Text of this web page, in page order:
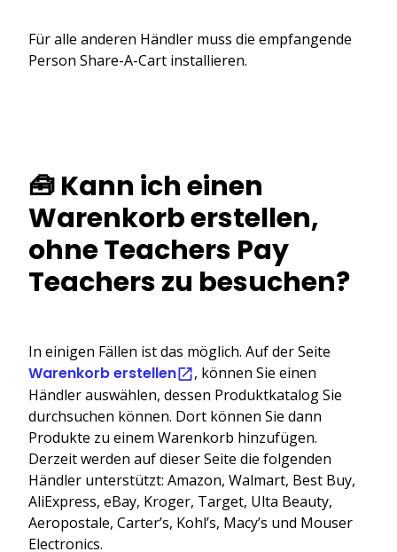
Für alle anderen Händler muss die empfangende
Person Share-A-Cart installieren.
🧰 Kann ich einen
Warenkorb erstellen,
ohne Teachers Pay
Teachers zu besuchen?
In einigen Fällen ist das möglich. Auf der Seite
Warenkorb erstellen
, können Sie einen
Händler auswählen, dessen Produktkatalog Sie
durchsuchen können. Dort können Sie dann
Produkte zu einem Warenkorb hinzufügen.
Derzeit werden auf dieser Seite die folgenden
Händler unterstützt: Amazon, Walmart, Best Buy,
AliExpress, eBay, Kroger, Target, Ulta Beauty,
Aeropostale, Carter’s, Kohl’s, Macy’s und Mouser
Electronics.